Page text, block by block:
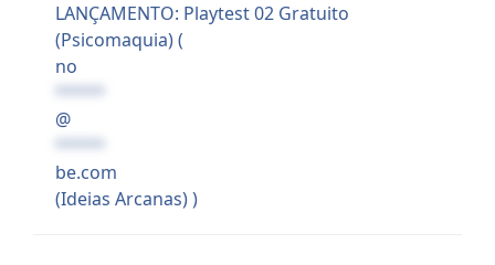
LANÇAMENTO: Playtest 02 Gratuito
(Psicomaquia) (
no
*****
@
*****
be.com
(Ideias Arcanas) )